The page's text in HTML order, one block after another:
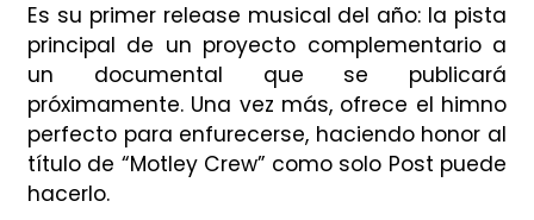
Es su primer release musical del año: la pista
principal de un proyecto complementario a
un documental que se publicará
próximamente. Una vez más, ofrece el himno
perfecto para enfurecerse, haciendo honor al
título de “Motley Crew” como solo Post puede
hacerlo.